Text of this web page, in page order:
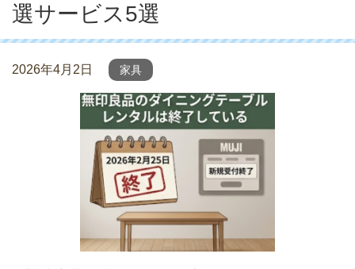
選サービス5選
2026年4月2日 家具